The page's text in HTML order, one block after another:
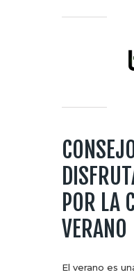
POR LA
VERANO
El verano es